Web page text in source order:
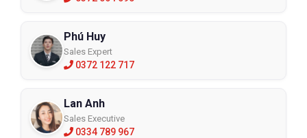
Phú Huy
Sales Expert
0372 122 717
Lan Anh
Sales Executive
0334 789 967